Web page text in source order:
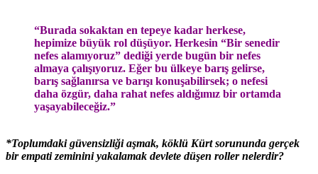
“Burada sokaktan en tepeye kadar herkese,
hepimize büyük rol düşüyor. Herkesin “Bir senedir
nefes alamıyoruz” dediği yerde bugün bir nefes
almaya çalışıyoruz. Eğer bu ülkeye barış gelirse,
barış sağlanırsa ve barışı konuşabilirsek; o nefesi
daha özgür, daha rahat nefes aldığımız bir ortamda
yaşayabileceğiz.”
*Toplumdaki güvensizliği aşmak, köklü Kürt sorununda gerçek
bir empati zeminini yakalamak devlete düşen roller nelerdir?